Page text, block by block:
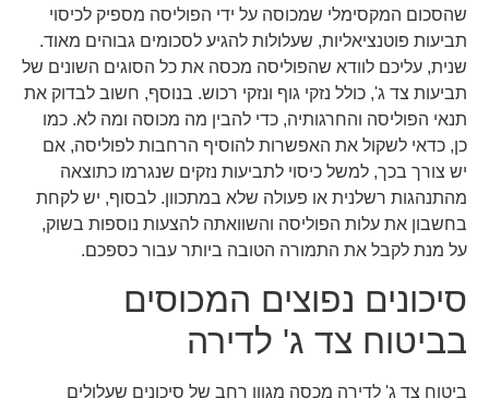
שהסכום המקסימלי שמכוסה על ידי הפוליסה מספיק לכיסוי
תביעות פוטנציאליות, שעלולות להגיע לסכומים גבוהים מאוד.
שנית, עליכם לוודא שהפוליסה מכסה את כל הסוגים השונים של
תביעות צד ג', כולל נזקי גוף ונזקי רכוש. בנוסף, חשוב לבדוק את
תנאי הפוליסה והחרגותיה, כדי להבין מה מכוסה ומה לא. כמו
כן, כדאי לשקול את האפשרות להוסיף הרחבות לפוליסה, אם
יש צורך בכך, למשל כיסוי לתביעות נזקים שנגרמו כתוצאה
מהתנהגות רשלנית או פעולה שלא במתכוון. לבסוף, יש לקחת
בחשבון את עלות הפוליסה והשוואתה להצעות נוספות בשוק,
על מנת לקבל את התמורה הטובה ביותר עבור כספכם.
סיכונים נפוצים המכוסים
בביטוח צד ג' לדירה
ביטוח צד ג' לדירה מכסה מגוון רחב של סיכונים שעלולים